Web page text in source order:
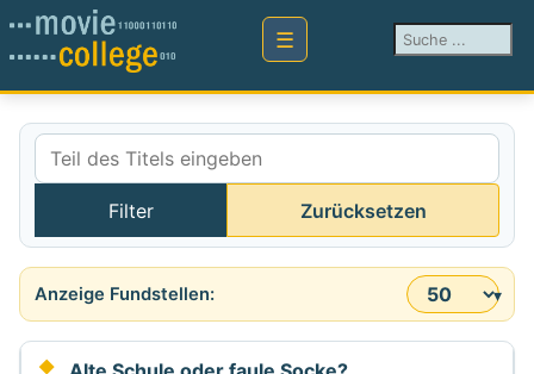
Suchen ...
Teil des Titels eingeben
Filter Zurücksetzen
Anzeige #